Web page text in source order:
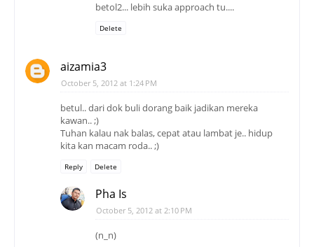
betol2... lebih suka approach tu....
Delete
aizamia3
October 5, 2012 at 1:24 PM
betul.. dari dok buli dorang baik jadikan mereka
kawan.. ;)
Tuhan kalau nak balas, cepat atau lambat je.. hidup
kita kan macam roda.. ;)
Reply Delete
Pha Is
October 5, 2012 at 2:10 PM
(n_n)